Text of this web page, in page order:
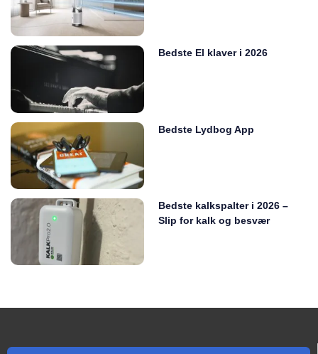
Bedste El klaver i 2026
Bedste Lydbog App
Bedste kalkspalter i 2026 –
Slip for kalk og besvær